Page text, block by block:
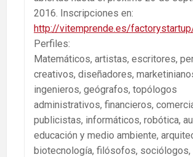
2016. Inscripciones en:
http://vitemprende.es/
Perfiles:
Matemáticos, artistas, escritores,
creativos, diseñadores,
ingenieros, geógrafos, topólogos
administrativos, financieros,
publicistas, informáticos, robótica,
educación y medio ambiente,
biotecnología, filósofos, sociólogos,